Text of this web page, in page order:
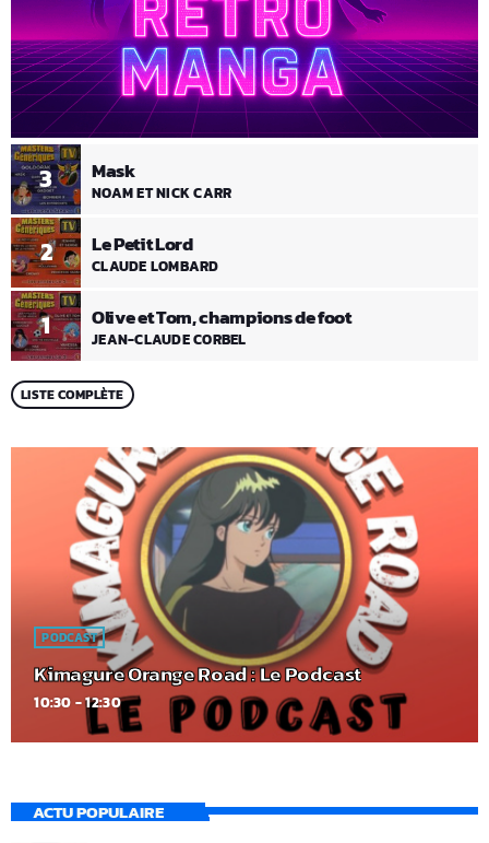
1 Olive et Tom, champions de foot
JEAN-CLAUDE CORBEL
2 Le Petit Lord
CLAUDE LOMBARD
3 Mask
NOAM ET NICK CARR
LISTE COMPLÈTE
PODCAST
Kimagure Orange Road : Le Podcast
10:30 - 12:30
ACTU POPULAIRE